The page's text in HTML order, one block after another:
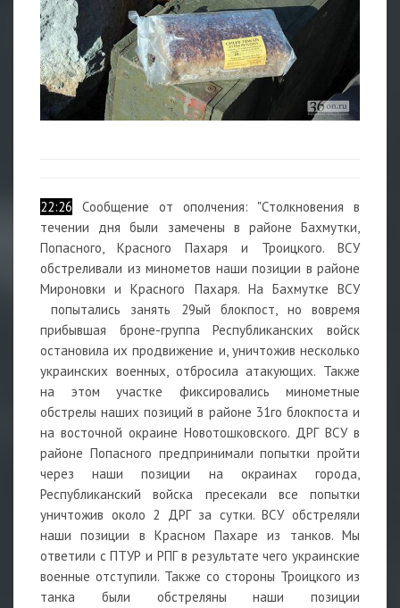
22:26 Сообщение от ополчения: "Столкновения в
течении дня были замечены в районе Бахмутки,
Попасного, Красного Пахаря и Троицкого. ВСУ
обстреливали из минометов наши позиции в районе
Мироновки и Красного Пахаря. На Бахмутке ВСУ
попытались занять 29ый блокпост, но вовремя
прибывшая броне-группа Республиканских войск
остановила их продвижение и, уничтожив несколько
украинских военных, отбросила атакующих. Также
на этом участке фиксировались минометные
обстрелы наших позиций в районе 31го блокпоста и
на восточной окраине Новотошковского. ДРГ ВСУ в
районе Попасного предпринимали попытки пройти
через наши позиции на окраинах города,
Республиканский войска пресекали все попытки
уничтожив около 2 ДРГ за сутки. ВСУ обстреляли
наши позиции в Красном Пахаре из танков. Мы
ответили с ПТУР и РПГ в результате чего украинские
военные отступили. Также со стороны Троицкого из
танка были обстреляны наши позиции